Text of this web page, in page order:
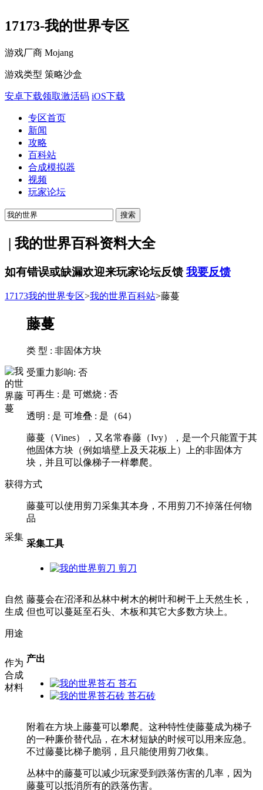
17173-我的世界专区
游戏厂商 Mojang
游戏类型 策略沙盒
安卓下载领取激活码 iOS下载
专区首页
新闻
攻略
百科站
合成模拟器
视频
玩家论坛
| 我的世界百科资料大全
如有错误或缺漏欢迎来玩家论坛反馈我要反馈
17173我的世界专区>我的世界百科站>藤蔓
藤蔓
类 型 : 非固体方块
受重力影响: 否
可再生 : 是 可燃烧 : 否
透明 : 是 可堆叠 : 是（64）
藤蔓（Vines），又名常春藤（Ivy），是一个只能置于其
他固体方块（例如墙壁上及天花板上）上的非固体方
块，并且可以像梯子一样攀爬。
获得方式
采集
藤蔓可以使用剪刀采集其本身，不用剪刀不掉落任何物
品
采集工具
剪刀
自然
生成
藤蔓会在沼泽和丛林中树木的树叶和树干上天然生长，
但也可以蔓延至石头、木板和其它大多数方块上。
用途
作为
合成
材料
产出
苔石
苔石砖
附着在方块上藤蔓可以攀爬。这种特性使藤蔓成为梯子
的一种廉价替代品，在木材短缺的时候可以用来应急。
不过藤蔓比梯子脆弱，且只能使用剪刀收集。
丛林中的藤蔓可以减少玩家受到跌落伤害的几率，因为
藤蔓可以抵消所有的跌落伤害。